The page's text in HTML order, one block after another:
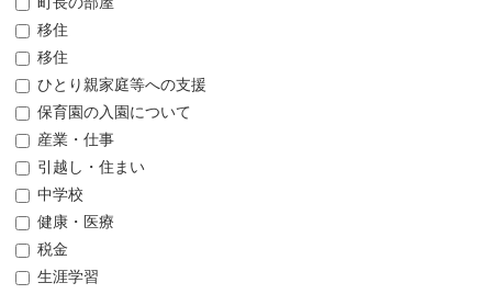
移住
移住
ひとり親家庭等への支援
保育園の入園について
産業・仕事
引越し・住まい
中学校
健康・医療
税金
生涯学習